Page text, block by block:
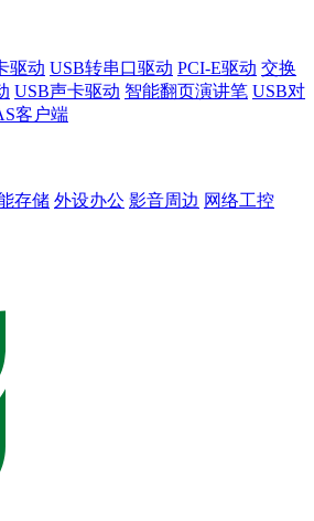
驱动 USB转串口驱动 PCI-E驱动 交换
USB声卡驱动 智能翻页演讲笔 USB对
客户端
存储 外设办公 影音周边 网络工控